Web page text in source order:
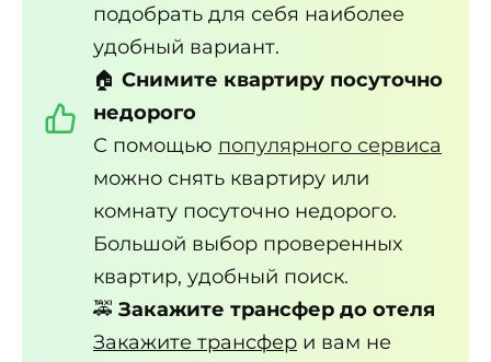
подобрать для себя наиболее
удобный вариант.
🏠 Снимите квартиру посуточно
недорого
С помощью популярного сервиса
можно снять квартиру или
комнату посуточно недорого.
Большой выбор проверенных
квартир, удобный поиск.
🚕 Закажите трансфер до отеля
Закажите трансфер и вам не